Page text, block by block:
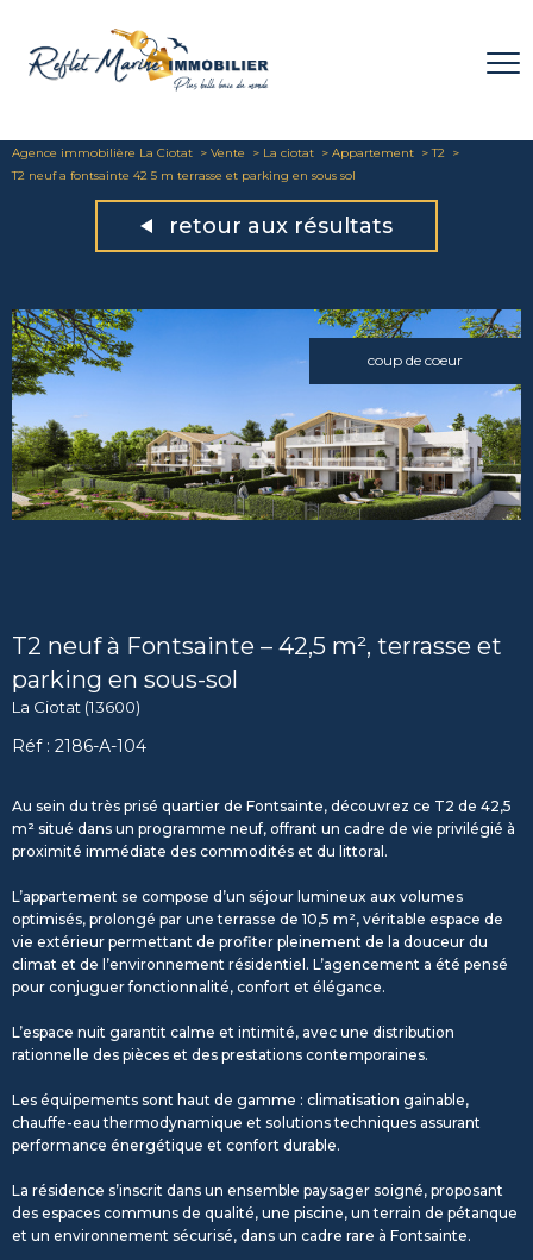
Agence immobilière La Ciotat Vente La ciotat Appartement
T2
T2 neuf a fontsainte 42 5 m terrasse et parking en sous sol
retour aux résultats
coup de coeur
T2 neuf à Fontsainte – 42,5 m², terrasse et
parking en sous-sol
La Ciotat (13600)
Réf : 2186-A-104
Au sein du très prisé quartier de Fontsainte, découvrez ce T2 de 42,5
m² situé dans un programme neuf, offrant un cadre de vie privilégié à
proximité immédiate des commodités et du littoral.
L’appartement se compose d’un séjour lumineux aux volumes
optimisés, prolongé par une terrasse de 10,5 m², véritable espace de
vie extérieur permettant de profiter pleinement de la douceur du
climat et de l’environnement résidentiel. L’agencement a été pensé
pour conjuguer fonctionnalité, confort et élégance.
L’espace nuit garantit calme et intimité, avec une distribution
rationnelle des pièces et des prestations contemporaines.
Les équipements sont haut de gamme : climatisation gainable,
chauffe-eau thermodynamique et solutions techniques assurant
performance énergétique et confort durable.
La résidence s’inscrit dans un ensemble paysager soigné, proposant
des espaces communs de qualité, une piscine, un terrain de pétanque
et un environnement sécurisé, dans un cadre rare à Fontsainte.